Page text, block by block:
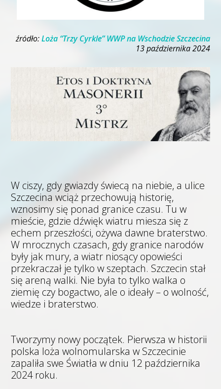
źródło:Loża “Trzy Cyrkle” WWP na Wschodzie Szczecina
13 października 2024
W ciszy, gdy gwiazdy świecą na niebie, a ulice
Szczecina wciąż przechowują historię,
wznosimy się ponad granice czasu. Tu w
mieście, gdzie dźwięk wiatru miesza się z
echem przeszłości, ożywa dawne braterstwo.
W mrocznych czasach, gdy granice narodów
były jak mury, a wiatr niosący opowieści
przekraczał je tylko w szeptach. Szczecin stał
się areną walki. Nie była to tylko walka o
ziemię czy bogactwo, ale o ideały – o wolność,
wiedze i braterstwo.
Tworzymy nowy początek. Pierwsza w historii
polska loża wolnomularska w Szczecinie
zapaliła swe Światła w dniu 12 października
2024 roku.